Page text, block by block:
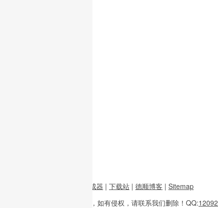
图片二维码生成器 | 下载站 | 德顺博客 | Sitemap
多整理于互联网， 如有侵权，请联系我们删除！ QQ: